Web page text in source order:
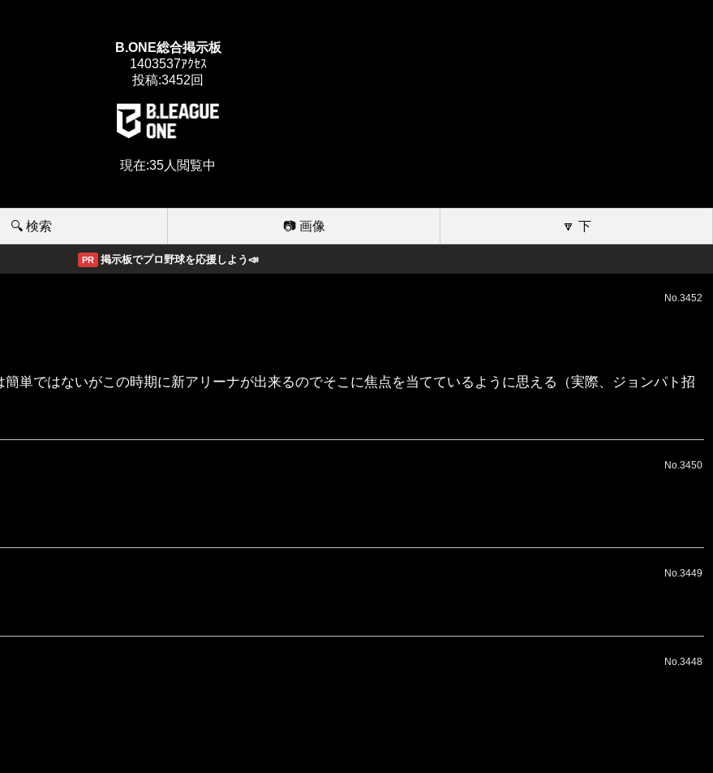
B.ONE総合掲示板
1403537ｱｸｾｽ
投稿:3452回
現在:35人閲覧中
🔍 検索 📷 画像 🔽 下
PR 掲示板でプロ野球を応援しよう📣
No.3452
単ではないがこの時期に新アリーナが出来るのでそこに焦点を当てているように思える（実際、ジョンパト招
No.3450
No.3449
No.3448